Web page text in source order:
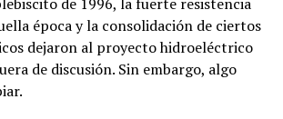
época y la consolidación de ciertos
dejaron al proyecto hidroeléctrico
de discusión. Sin embargo, algo